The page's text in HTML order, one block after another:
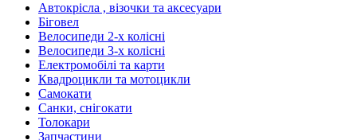
Автокрісла , візочки та аксесуари
Біговел
Велосипеди 2-х колісні
Велосипеди 3-х колісні
Електромобілі та карти
Квадроцикли та мотоцикли
Самокати
Санки, снігокати
Толокари
Запчастини